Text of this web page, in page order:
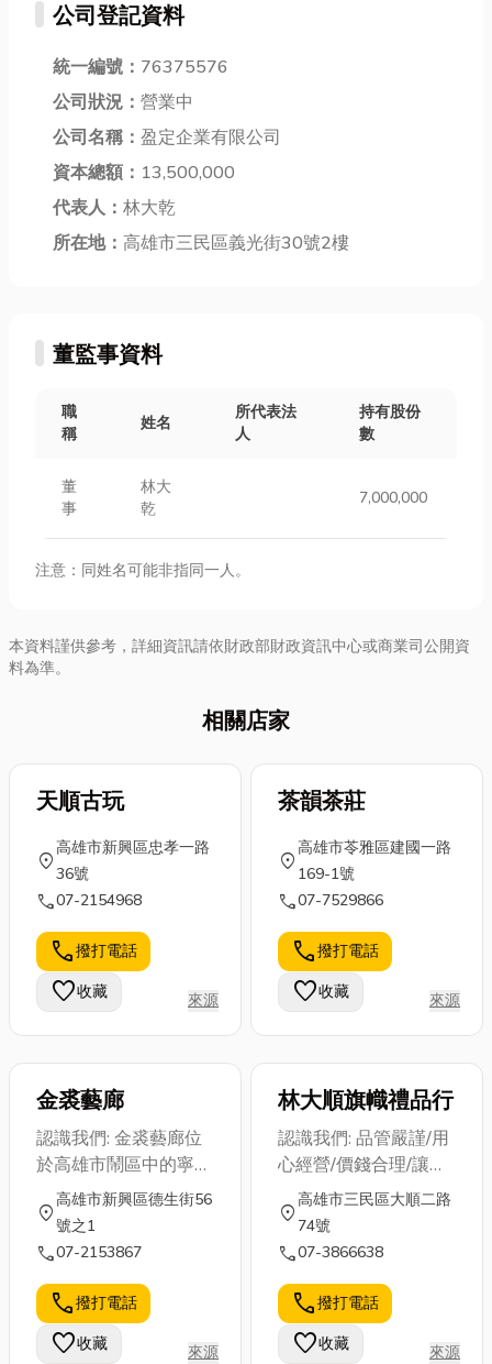
公司登記資料
統一編號： 76375576
公司狀況： 營業中
公司名稱： 盈定企業有限公司
資本總額： 13,500,000
代表人： 林大乾
所在地： 高雄市三民區義光街30號2樓
董監事資料
職
稱
姓名
所代表法
人
持有股份
數
董
事
林大
乾
7,000,000
注意：同姓名可能非指同一人。
本資料謹供參考，詳細資訊請依財政部財政資訊中心或商業司公開資
料為準。
相關店家
天順古玩
location_on
高雄市新興區忠孝一路
36號
call07-2154968
call撥打電話
favorite收藏 來源
茶韻茶莊
location_on
高雄市苓雅區建國一路
169-1號
call07-7529866
call撥打電話
favorite收藏 來源
金裘藝廊
認識我們: 金裘藝廊位
於高雄市鬧區中的寧靜
空間，以厚實專業的藝
術背景，經營海內外華
人藝術創作，並發掘具
涵蓋各種不同的當代藝
術作品。致力於藝術的
推動，整合各類型藝文
location_on
高雄市新興區德生街56
號之1
call07-2153867
call撥打電話
favorite收藏 來源
林大順旗幟禮品行
認識我們: 品管嚴謹/用
心經營/價錢合理/讓您
滿意/ 您的來電詢問是
我們的榮幸!我們竭誠
歡迎您的來電!
location_on
高雄市三民區大順二路
74號
call07-3866638
call撥打電話
favorite收藏 來源